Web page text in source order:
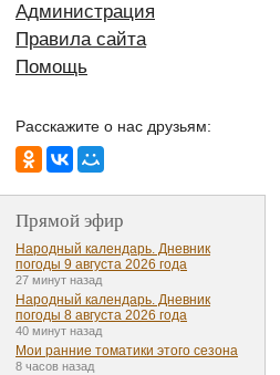
Администрация
Правила сайта
Помощь
Расскажите о нас друзьям:
Прямой эфир
Народный календарь. Дневник
погоды 9 августа 2026 года
27 минут назад
Народный календарь. Дневник
погоды 8 августа 2026 года
40 минут назад
Мои ранние томатики этого сезона
8 часов назад